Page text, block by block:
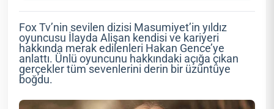
Fox Tv’nin sevilen dizisi Masumiyet’in yıldız
oyuncusu İlayda Alişan kendisi ve kariyeri
hakkında merak edilenleri Hakan Gence’ye
anlattı. Ünlü oyuncunu hakkındaki açığa çıkan
gerçekler tüm sevenlerini derin bir üzüntüye
boğdu.